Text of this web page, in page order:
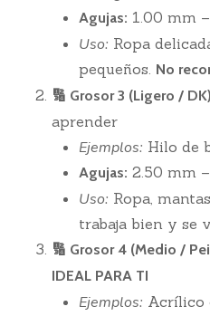
Agujas: 1.00 mm
Uso: Ropa
pequeños. No
🔢 Grosor 3 (Ligero /
aprender
Ejemplos: Hilo de
Agujas: 2.50 mm
Uso: Ropa,
trabaja bien y se
🔢 Grosor 4 (Medio /
IDEAL PARA TI
Ejemplos: Acrílico